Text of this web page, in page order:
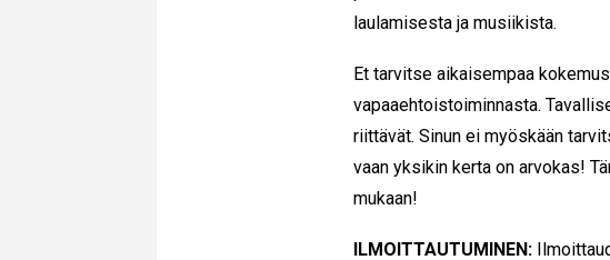
laulamisesta ja musiikista.
Et tarvitse aikaisempaa
vapaaehtoistoiminnasta.
riittävät. Sinun ei myöskään
vaan yksikin kerta on arvokas!
mukaan!
ILMOITTAUTUMINEN: